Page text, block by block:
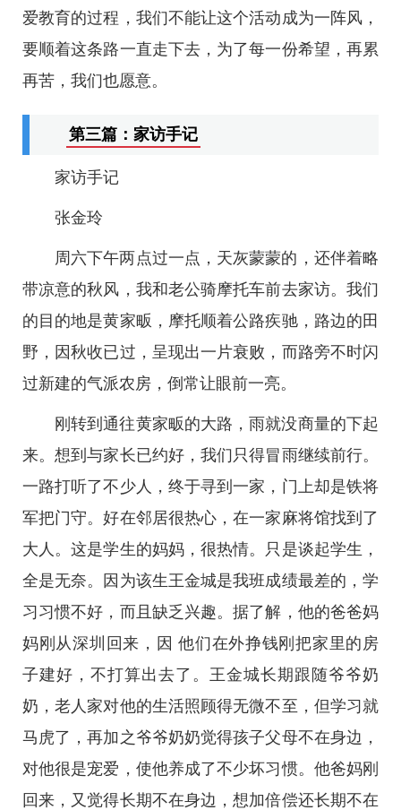
爱教育的过程，我们不能让这个活动成为一阵风，
要顺着这条路一直走下去，为了每一份希望，再累
再苦，我们也愿意。
第三篇：家访手记
家访手记
张金玲
周六下午两点过一点，天灰蒙蒙的，还伴着略
带凉意的秋风，我和老公骑摩托车前去家访。我们
的目的地是黄家畈，摩托顺着公路疾驰，路边的田
野，因秋收已过，呈现出一片衰败，而路旁不时闪
过新建的气派农房，倒常让眼前一亮。
刚转到通往黄家畈的大路，雨就没商量的下起
来。想到与家长已约好，我们只得冒雨继续前行。
一路打听了不少人，终于寻到一家，门上却是铁将
军把门守。好在邻居很热心，在一家麻将馆找到了
大人。这是学生的妈妈，很热情。只是谈起学生，
全是无奈。因为该生王金城是我班成绩最差的，学
习习惯不好，而且缺乏兴趣。据了解，他的爸爸妈
妈刚从深圳回来，因 他们在外挣钱刚把家里的房
子建好，不打算出去了。王金城长期跟随爷爷奶
奶，老人家对他的生活照顾得无微不至，但学习就
马虎了，再加之爷爷奶奶觉得孩子父母不在身边，
对他很是宠爱，使他养成了不少坏习惯。他爸妈刚
回来，又觉得长期不在身边，想加倍偿还长期不在